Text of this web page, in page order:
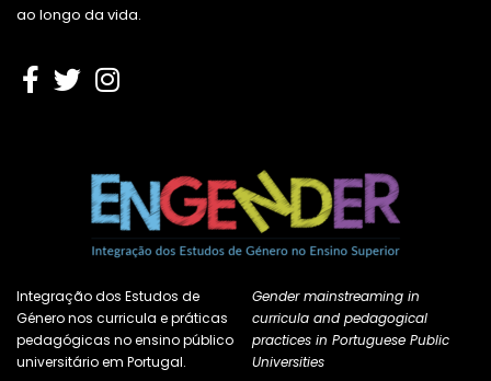
ao longo da vida.
Integração dos Estudos de
Género nos curricula e práticas
pedagógicas no ensino público
universitário em Portugal.
Gender mainstreaming in
curricula and pedagogical
practices in Portuguese Public
Universities